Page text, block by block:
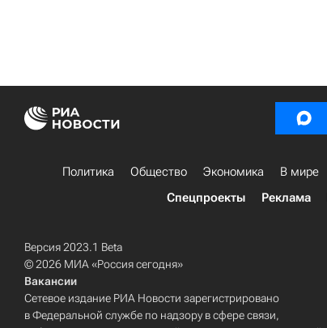
Политика Общество Экономика В мире
Спецпроекты
Реклама
Версия 2023.1 Beta
© 2026 МИА «Россия сегодня»
Вакансии
Сетевое издание РИА Новости зарегистрировано
в Федеральной службе по надзору в сфере связи,